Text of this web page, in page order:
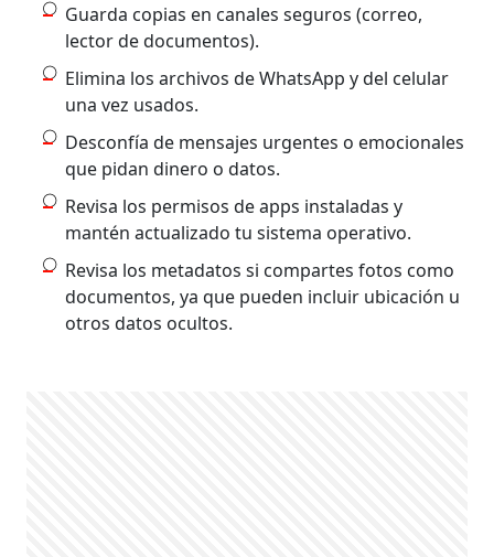
Guarda copias en canales seguros (correo,
lector de documentos).
Elimina los archivos de WhatsApp y del celular
una vez usados.
Desconfía de mensajes urgentes o emocionales
que pidan dinero o datos.
Revisa los permisos de apps instaladas y
mantén actualizado tu sistema operativo.
Revisa los metadatos si compartes fotos como
documentos, ya que pueden incluir ubicación u
otros datos ocultos.